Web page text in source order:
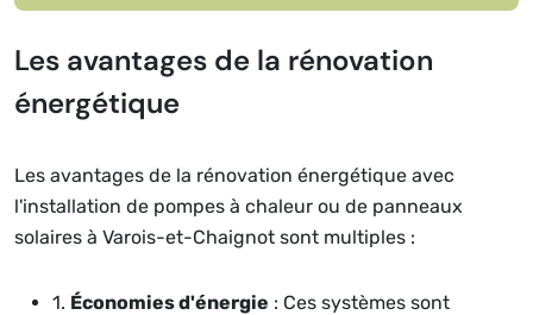
Les avantages de la rénovation
énergétique
Les avantages de la rénovation énergétique avec
l'installation de pompes à chaleur ou de panneaux
solaires à Varois-et-Chaignot sont multiples :
1. Économies d'énergie : Ces systèmes sont